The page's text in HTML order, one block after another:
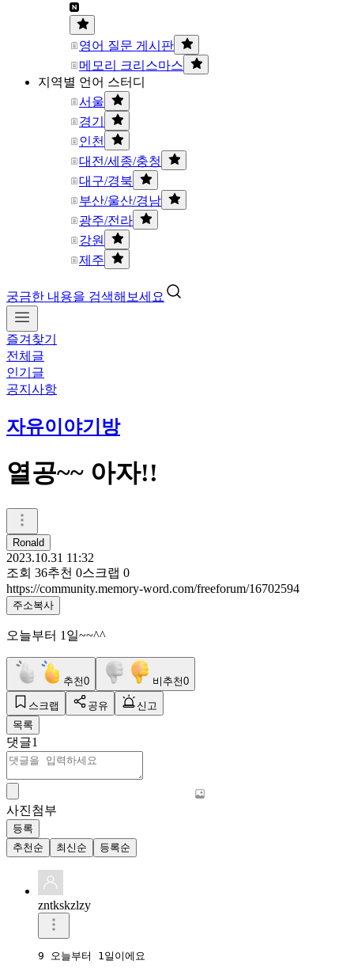
영어 질문 게시판
메모리 크리스마스
지역별 언어 스터디
서울
경기
인천
대전/세종/충청
대구/경북
부산/울산/경남
광주/전라
강원
제주
궁금한 내용을 검색해보세요
즐겨찾기
전체글
인기글
공지사항
자유이야기방
열공~~ 아자!!
Ronald
2023.10.31 11:32
조회 36추천 0스크랩 0
https://community.memory-word.com/freeforum/16702594
주소복사
오늘부터 1일~~^^
추천0 비추천0
스크랩 공유
신고
목록
댓글1
사진첨부
등록
추천순
최신순 등록순
zntkskzlzy
9 오늘부터 1일이에요